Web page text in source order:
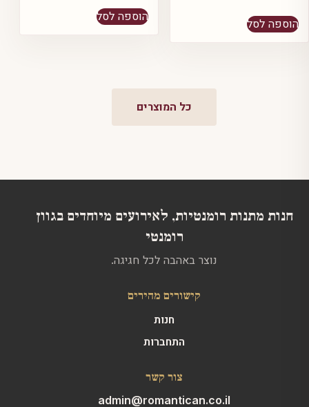
הוספה לסל
הוספה לסל
כל המוצרים
חנות מתנות רומנטיות, לאירועים מיוחדים בגוון
רומנטי
נוצר באהבה לכל חגיגה.
קישורים מהירים
חנות
התחברות
צור קשר
admin@romantican.co.il